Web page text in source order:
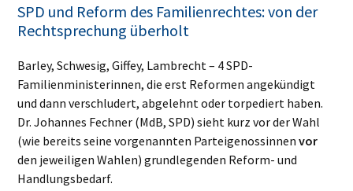
SPD und Reform des Familienrechtes: von der
Rechtsprechung überholt
Barley, Schwesig, Giffey, Lambrecht – 4 SPD-
Familienministerinnen, die erst Reformen angekündigt
und dann verschludert, abgelehnt oder torpediert haben.
Dr. Johannes Fechner (MdB, SPD) sieht kurz vor der Wahl
(wie bereits seine vorgenannten Parteigenossinnenvor
den jeweiligen Wahlen) grundlegenden Reform- und
Handlungsbedarf.